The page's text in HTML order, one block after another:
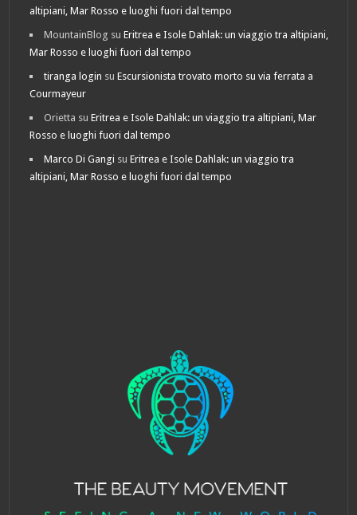
altipiani, Mar Rosso e luoghi fuori dal tempo
MountainBlog suEritrea e Isole Dahlak: un viaggio tra altipiani,
Mar Rosso e luoghi fuori dal tempo
tiranga login suEscursionista trovato morto su via ferrata a
Courmayeur
Orietta suEritrea e Isole Dahlak: un viaggio tra altipiani, Mar
Rosso e luoghi fuori dal tempo
Marco Di Gangi suEritrea e Isole Dahlak: un viaggio tra
altipiani, Mar Rosso e luoghi fuori dal tempo